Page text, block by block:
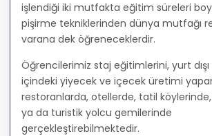
işlendiği iki mutfakta eğitim süreleri
pişirme tekniklerinden dünya mutfağı
varana dek öğreneceklerdir.
Öğrencilerimiz staj eğitimlerini, yurt
içindeki yiyecek ve içecek üretimi
restoranlarda, otellerde, tatil
ya da turistik yolcu gemilerinde
gerçekleştirebilmektedir.